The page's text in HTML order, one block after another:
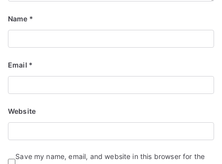
Name *
Email *
Website
Save my name, email, and website in this browser for the